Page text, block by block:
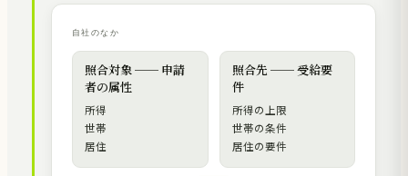
自社のなか
照合対象 ── 申請
者の属性
所得
世帯
居住
照合先 ── 受給要
件
所得の上限
世帯の条件
居住の要件